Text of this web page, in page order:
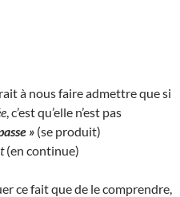
à nous faire admettre que si
, c’est qu’elle n’est pas
» (se produit)
(en continue)
ce fait que de le comprendre,